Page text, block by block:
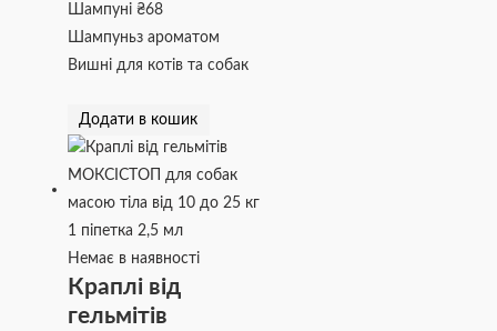
Шампуні₴68
Шампуньз ароматом
Вишні для котів та собак
Додати в кошик
Немає в наявності
Краплі від
гельмітів